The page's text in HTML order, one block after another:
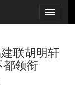
联胡明轩
领衔